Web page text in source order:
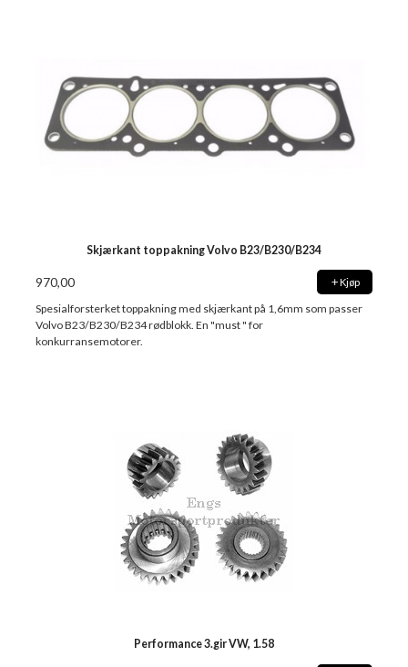
Skjærkant toppakning Volvo B23/B230/B234
970,00 Kjøp
Spesialforsterket toppakning med skjærkant på 1,6mm som passer
Volvo B23/B230/B234 rødblokk. En "must " for
konkurransemotorer.
Performance 3.gir VW, 1.58